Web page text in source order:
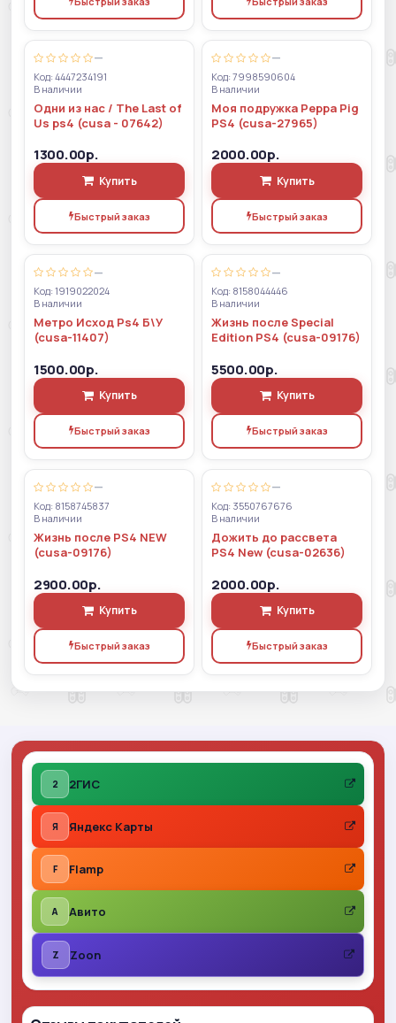
—
Код: 4447234191
В наличии
Одни из нас / The Last of
Us ps4 (cusa - 07642)
1300.00р.
Купить
Быстрый заказ
—
Код: 7998590604
В наличии
Моя подружка Peppa Pig
PS4 (cusa-27965)
2000.00р.
Купить
Быстрый заказ
—
Код: 1919022024
В наличии
Метро Исход Ps4 Б\У
(cusa-11407)
1500.00р.
Купить
Быстрый заказ
—
Код: 8158044446
В наличии
Жизнь после Special
Edition PS4 (cusa-09176)
5500.00р.
Купить
Быстрый заказ
—
Код: 8158745837
В наличии
Жизнь после PS4 NEW
(cusa-09176)
2900.00р.
Купить
Быстрый заказ
—
Код: 3550767676
В наличии
Дожить до рассвета
PS4 New (cusa-02636)
2000.00р.
Купить
Быстрый заказ
2 2ГИС
Я Яндекс Карты
F Flamp
A Авито
Z Zoon